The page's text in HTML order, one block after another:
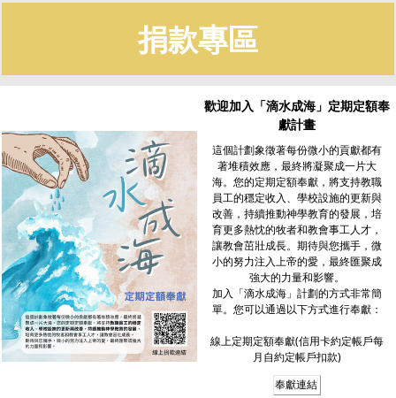
捐款專區
歡迎加入「滴水成海」定期定額奉
獻計畫
這個計劃象徵著每份微小的貢獻都有
著堆積效應，最終將凝聚成一片大
海。您的定期定額奉獻，將支持教職
員工的穩定收入、學校設施的更新與
改善，持續推動神學教育的發展，培
育更多熱忱的牧者和教會事工人才，
讓教會茁壯成長。期待與您攜手，微
小的努力注入上帝的愛，最終匯聚成
強大的力量和影響。
加入「滴水成海」計劃的方式非常簡
單。您可以通過以下方式進行奉獻：
線上定期定額奉獻(信用卡約定帳戶每
月自約定帳戶扣款)
奉獻連結